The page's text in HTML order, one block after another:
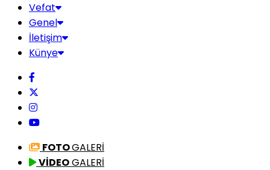
Vefat
Genel
İletişim
Künye
FOTOGALERİ
VİDEOGALERİ